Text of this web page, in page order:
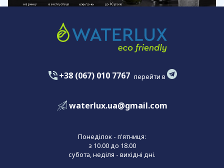
+38 (067) 010 7767 перейти в
waterlux.ua@gmail.com
Понеділок - п'ятниця:
з 10.00 до 18.00
субота, неділя - вихідні дні.